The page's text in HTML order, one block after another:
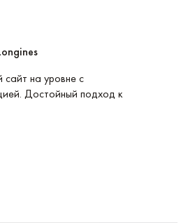
на уровне с
Достойный подход к